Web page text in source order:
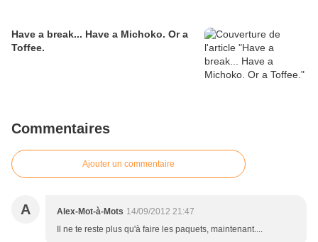
Have a break... Have a Michoko. Or a
Toffee.
Commentaires
Ajouter un commentaire
A Alex-Mot-à-Mots 14/09/2012 21:47
Il ne te reste plus qu'à faire les paquets, maintenant....